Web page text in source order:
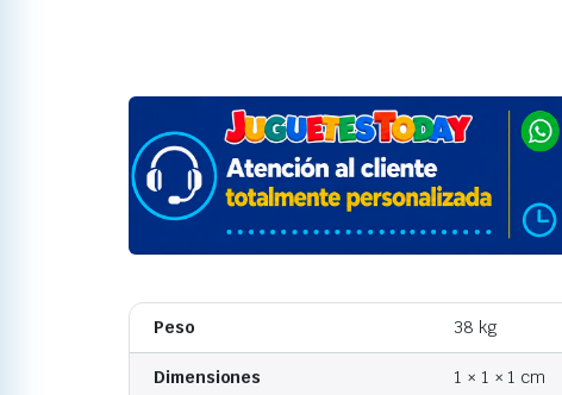
Peso 38 kg
Dimensiones 1 × 1 × 1 cm